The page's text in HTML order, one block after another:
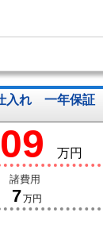
入れ 一年保
万円
諸費用
7万円